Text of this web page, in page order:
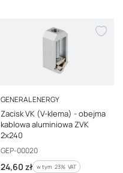
PRODUCENT
GENERAL ENERGY
Zacisk VK (V-klema) - obejma
kablowa aluminiowa ZVK
2x240
Kod producenta
GEP-00020
Cena brutto
24,60 zł w tym %s VAT
w tym 23% VAT